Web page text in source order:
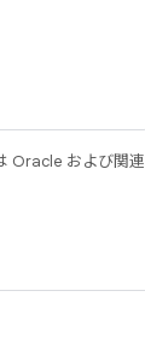
Oracle および関連